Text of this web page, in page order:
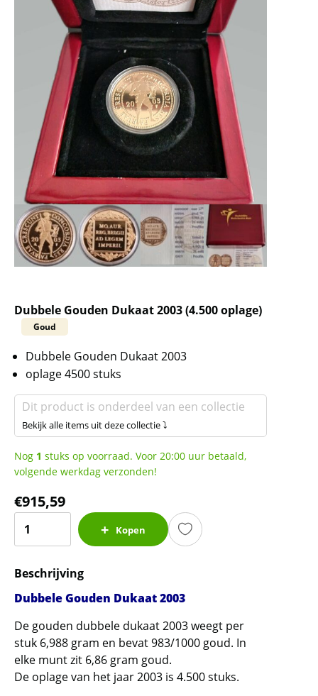
Dubbele Gouden Dukaat 2003 (4.500 oplage)
Goud
Dubbele Gouden Dukaat 2003
oplage 4500 stuks
Dit product is onderdeel van een collectie
Bekijk alle items uit deze collectie ⤵
Nog 1 stuks op voorraad. Voor 20:00 uur betaald,
volgende werkdag verzonden!
€915,59
Gouden
2003
(4.500
aantal
Kopen
Beschrijving
Dubbele Gouden Dukaat 2003
De gouden dubbele dukaat 2003 weegt per
stuk 6,988 gram en bevat 983/1000 goud. In
elke munt zit 6,86 gram goud.
De oplage van het jaar 2003 is 4.500 stuks.